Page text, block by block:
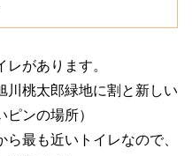
があります。
川桃太郎緑地に割と新しい
ンの場所）
最も近いトイレなので、